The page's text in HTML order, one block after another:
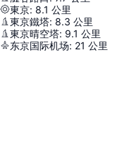
東京: 8.1 公里
東京鐵塔: 8.3 公里
東京晴空塔: 9.1 公里
东京国际机场: 21 公里